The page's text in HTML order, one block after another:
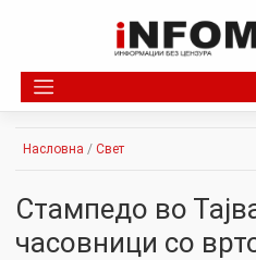
Насловна / Свет
Стампедо во
часовници со